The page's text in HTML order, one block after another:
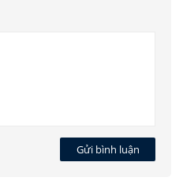
Gửi bình luận